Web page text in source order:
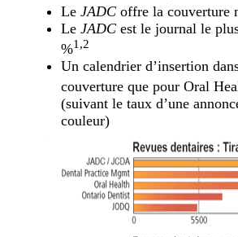
Le JADC offre la couverture
Le JADC est le journal le
%1,2
Un calendrier d’insertion
couverture que pour Oral
(suivant le taux d’une
couleur)